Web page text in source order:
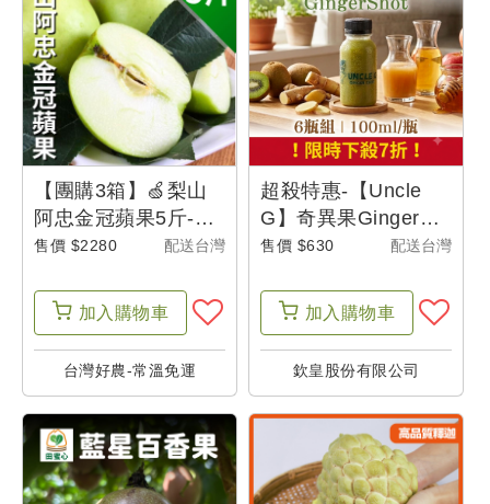
【團購3箱】🍏梨山
阿忠金冠蘋果5斤-產
地出貨
售價 $2280 配送台灣
加入 購物車
台灣好農-常溫免運
超殺特惠-【Uncle
G】奇異果Ginger
Shot(100g/瓶)(6瓶
售價 $630 配送台灣
加入 購物車
欽皇股份有限公司